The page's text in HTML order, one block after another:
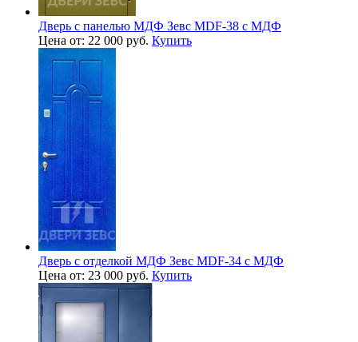
Дверь с панелью МДФ Зевс MDF-38 с МДФ
Цена от: 22 000 руб. Купить
Дверь с отделкой МДФ Зевс MDF-34 с МДФ
Цена от: 23 000 руб. Купить